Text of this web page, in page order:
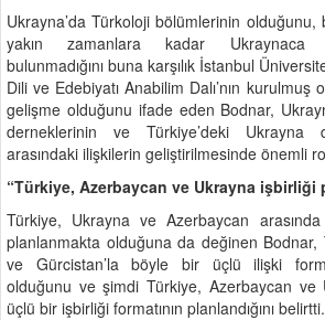
Ukrayna’da Türkoloji bölümlerinin olduğunu,
yakın zamanlara kadar Ukraynaca
bulunmadığını buna karşılık İstanbul
Dili ve Edebiyatı Anabilim Dalı’nın kurulmuş
gelişme olduğunu ifade eden Bodnar,
derneklerinin ve Türkiye’deki Ukrayna
arasındaki ilişkilerin geliştirilmesinde önemli
“Türkiye, Azerbaycan ve Ukrayna işbirliği
Türkiye, Ukrayna ve Azerbaycan
planlanmakta olduğuna da değinen Bodnar,
ve Gürcistan’la böyle bir üçlü ilişki
olduğunu ve şimdi Türkiye, Azerbaycan ve
üçlü bir işbirliği formatının planlandığını belirtti.